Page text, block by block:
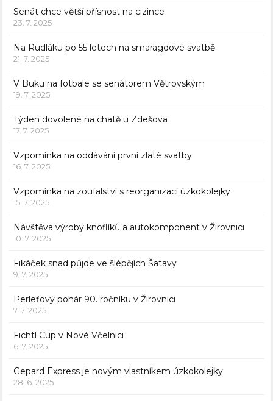
Senát chce větší přísnost na cizince
23. 7. 2025
Na Rudláku po 55 letech na smaragdové svatbě
21. 7. 2025
V Buku na fotbale se senátorem Větrovským
19. 7. 2025
Týden dovolené na chatě u Zdešova
17. 7. 2025
Vzpomínka na oddávání první zlaté svatby
16. 7. 2025
Vzpomínka na zoufalství s reorganizací úzkokolejky
15. 7. 2025
Návštěva výroby knoflíků a autokomponent v Žirovnici
10. 7. 2025
Fikáček snad půjde ve šlépějích Šatavy
9. 7. 2025
Perleťový pohár 90. ročníku v Žirovnici
7. 7. 2025
Fichtl Cup v Nové Včelnici
6. 7. 2025
Gepard Express je novým vlastníkem úzkokolejky
28. 6. 2025